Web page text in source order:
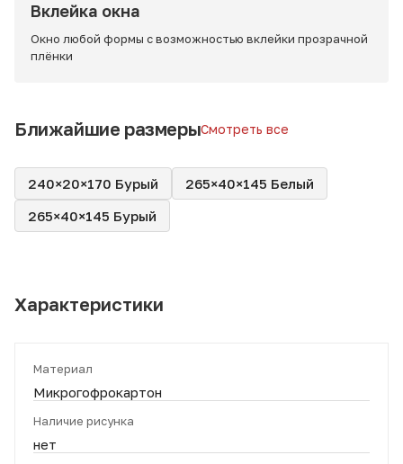
Вклейка окна
Окно любой формы с возможностью вклейки прозрачной
плёнки
Ближайшие размерыСмотреть все
240×20×170 Бурый
265×40×145 Белый
265×40×145 Бурый
Характеристики
Материал
Микрогофрокартон
Наличие рисунка
нет